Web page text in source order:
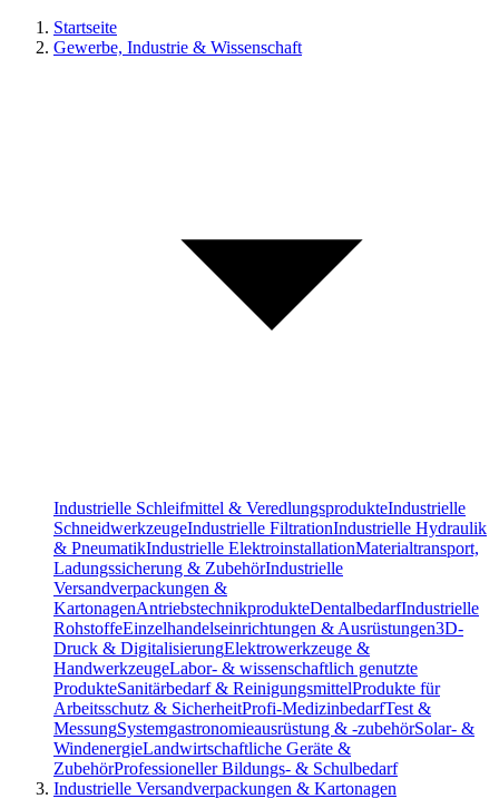
Startseite
Gewerbe, Industrie & Wissenschaft
Industrielle Schleifmittel & VeredlungsprodukteIndustrielle
SchneidwerkzeugeIndustrielle FiltrationIndustrielle Hydraulik
& PneumatikIndustrielle ElektroinstallationMaterialtransport,
Ladungssicherung & ZubehörIndustrielle
Versandverpackungen &
KartonagenAntriebstechnikprodukteDentalbedarfIndustrielle
RohstoffeEinzelhandelseinrichtungen & Ausrüstungen3D-
Druck & DigitalisierungElektrowerkzeuge &
HandwerkzeugeLabor- & wissenschaftlich genutzte
ProdukteSanitärbedarf & ReinigungsmittelProdukte für
Arbeitsschutz & SicherheitProfi-MedizinbedarfTest &
MessungSystemgastronomieausrüstung & -zubehörSolar- &
WindenergieLandwirtschaftliche Geräte &
ZubehörProfessioneller Bildungs- & Schulbedarf
Industrielle Versandverpackungen & Kartonagen